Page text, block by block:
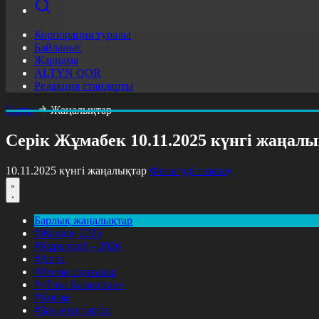
Корпорация туралы
Байланыс
Жарнама
ALTYN QOR
Редакция стандарты
Басты
Жаңалықтар
Серік Жұмабек 10.11.2025 күнгі
10.11.2025 күнгі жаңалықтар Фильтрді тазалау
Барлық жаңалықтар
#Жолдау 2025
#Құрылтай - 2026
#Апта
#Ресми оқиғалар
#«Таза Қазақстан»
#Қоғам
#Заң мен тәртіп